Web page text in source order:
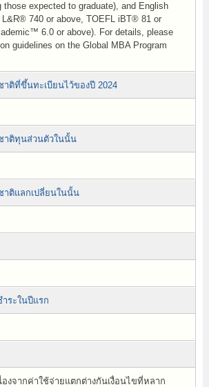
those expected to graduate), and English
740 or above, TOEFL iBT® 81 or
6.0 or above). For details, please
guidelines on the Global MBA Program
ติที่ขึ้นทะเบียนไว้ของปี 2024
าติทุนส่วนตัวในนั้น
าติแลกเปลี่ยนในนั้น
ระในปีแรก
งจากค่าใช้จ่ายแตกต่างกันเงื่อนไขที่หลาก